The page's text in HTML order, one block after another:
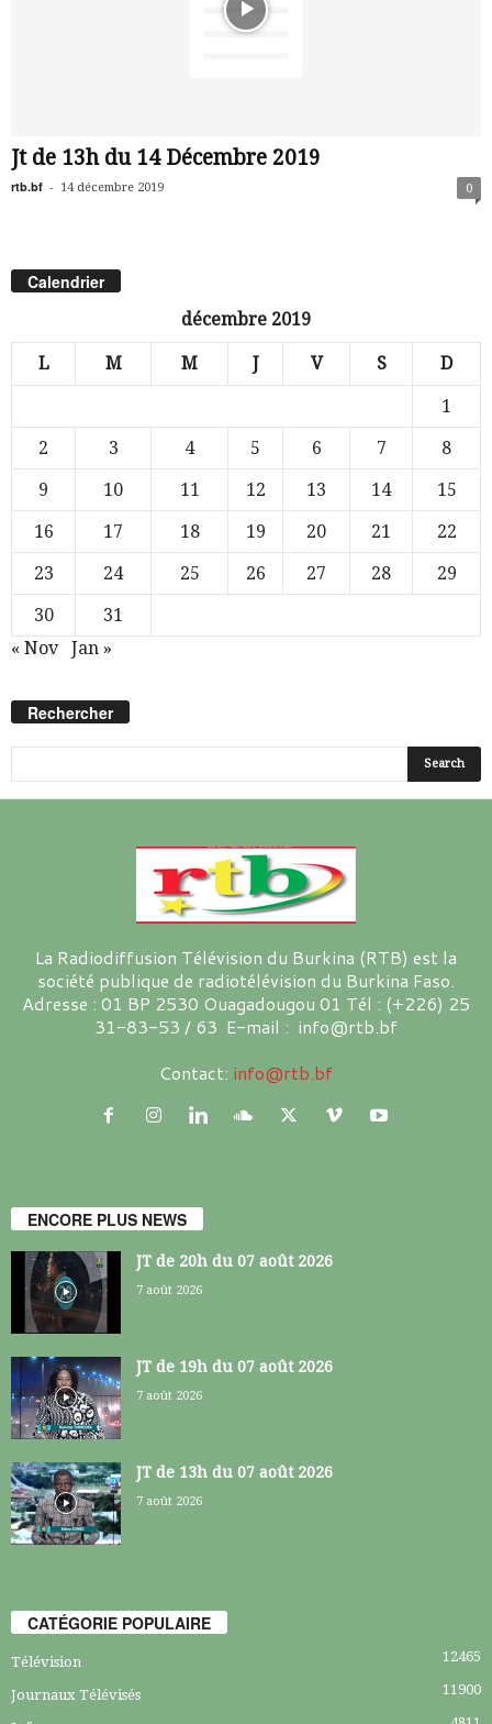
Jt de 13h du 14 Décembre 2019
rtb.bf - 14 décembre 2019 0
Calendrier
décembre 2019
L M M J V S D
1
2
3 4 5 6 7
8
9
10 11 12 13 14
15
16
17 18 19 20 21
22
23
24 25 26 27 28
29
30
31
« Nov
Jan »
Rechercher
La Radiodiffusion Télévision du Burkina (RTB) est la
société publique de radiotélévision du Burkina Faso.
Adresse : 01 BP 2530 Ouagadougou 01 Tél : (+226) 25
31-83-53 / 63 E-mail : info@rtb.bf
Contact: info@rtb.bf
ENCORE PLUS NEWS
JT de 20h du 07 août 2026
7 août 2026
JT de 19h du 07 août 2026
7 août 2026
JT de 13h du 07 août 2026
7 août 2026
CATÉGORIE POPULAIRE
Télévision 12465
Journaux Télévisés 11900